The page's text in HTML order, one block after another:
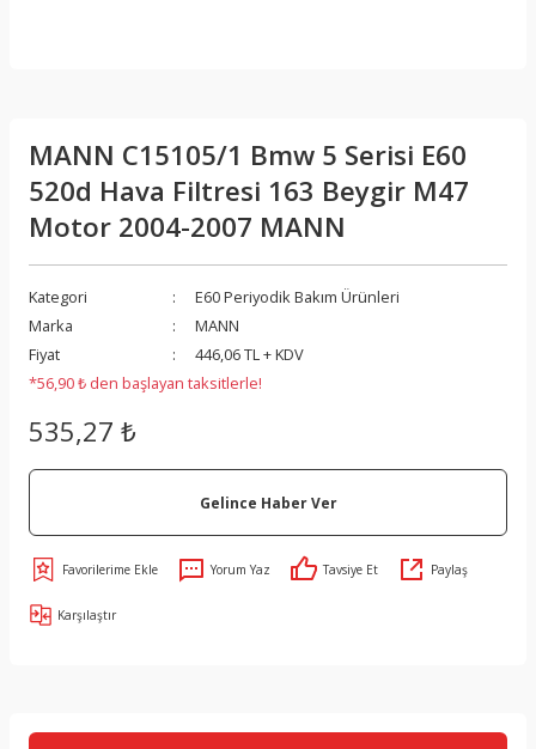
MANN C15105/1 Bmw 5 Serisi E60
520d Hava Filtresi 163 Beygir M47
Motor 2004-2007 MANN
Kategori
E60 Periyodik Bakım Ürünleri
Marka
MANN
Fiyat
446,06 TL + KDV
*56,90 ₺ den başlayan taksitlerle!
535,27 ₺
Gelince Haber Ver
Yorum Yaz Tavsiye Et Paylaş
Karşılaştır